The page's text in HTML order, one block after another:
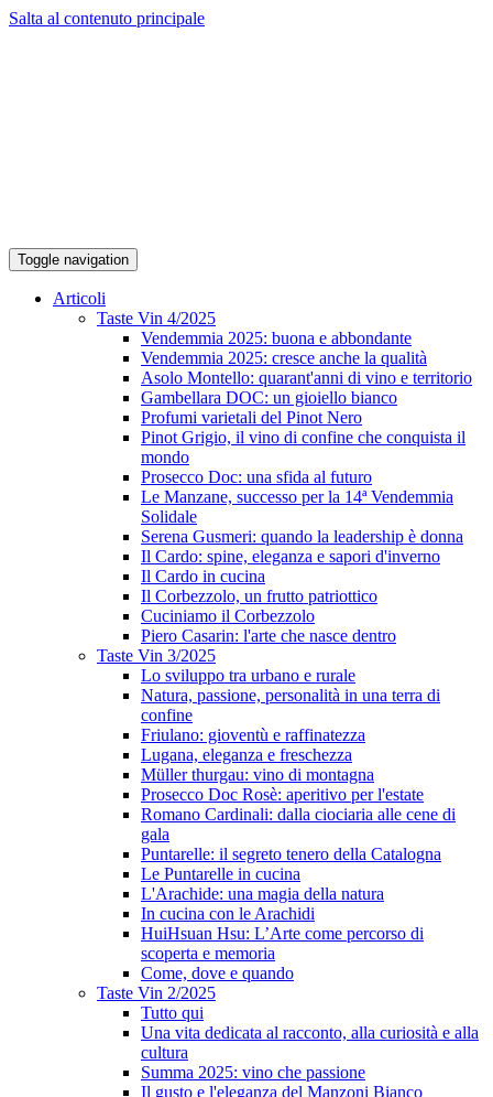
Salta al contenuto principale
Toggle navigation
Articoli
Taste Vin 4/2025
Vendemmia 2025: buona e abbondante
Vendemmia 2025: cresce anche la qualità
Asolo Montello: quarant'anni di vino e territorio
Gambellara DOC: un gioiello bianco
Profumi varietali del Pinot Nero
Pinot Grigio, il vino di confine che conquista il
mondo
Prosecco Doc: una sfida al futuro
Le Manzane, successo per la 14ª Vendemmia
Solidale
Serena Gusmeri: quando la leadership è donna
Il Cardo: spine, eleganza e sapori d'inverno
Il Cardo in cucina
Il Corbezzolo, un frutto patriottico
Cuciniamo il Corbezzolo
Piero Casarin: l'arte che nasce dentro
Taste Vin 3/2025
Lo sviluppo tra urbano e rurale
Natura, passione, personalità in una terra di
confine
Friulano: gioventù e raffinatezza
Lugana, eleganza e freschezza
Müller thurgau: vino di montagna
Prosecco Doc Rosè: aperitivo per l'estate
Romano Cardinali: dalla ciociaria alle cene di
gala
Puntarelle: il segreto tenero della Catalogna
Le Puntarelle in cucina
L'Arachide: una magia della natura
In cucina con le Arachidi
HuiHsuan Hsu: L’Arte come percorso di
scoperta e memoria
Come, dove e quando
Taste Vin 2/2025
Tutto qui
Una vita dedicata al racconto, alla curiosità e alla
cultura
Summa 2025: vino che passione
Il gusto e l'eleganza del Manzoni Bianco